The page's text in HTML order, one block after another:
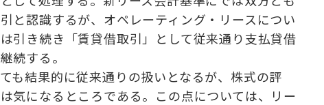
と認識するが、オペレーティング・リースについ
引き続き「賃貸借取引」として従来通り支払貸借
続する。
も結果的に従来通りの扱いとなるが、株式の評
気になるところである。この点については、リー